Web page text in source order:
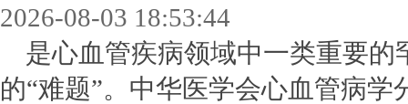
2026-08-03 18:53:44
是心血管疾病领域中一类重要
的“难题”。中华医学会心血管病